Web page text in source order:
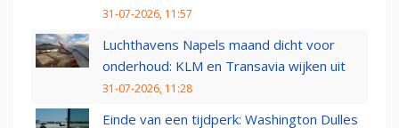
31-07-2026, 11:57
Luchthavens Napels maand dicht voor
onderhoud: KLM en Transavia wijken uit
31-07-2026, 11:28
Einde van een tijdperk: Washington Dulles